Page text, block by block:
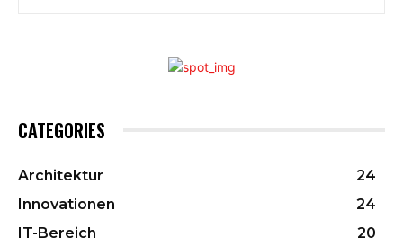
CATEGORIES
Architektur
24
Innovationen
24
IT-Bereich
20